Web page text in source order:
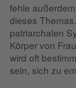
fehle
dieses
patriarchalen
Körper von
wird oft
sein, sich zu